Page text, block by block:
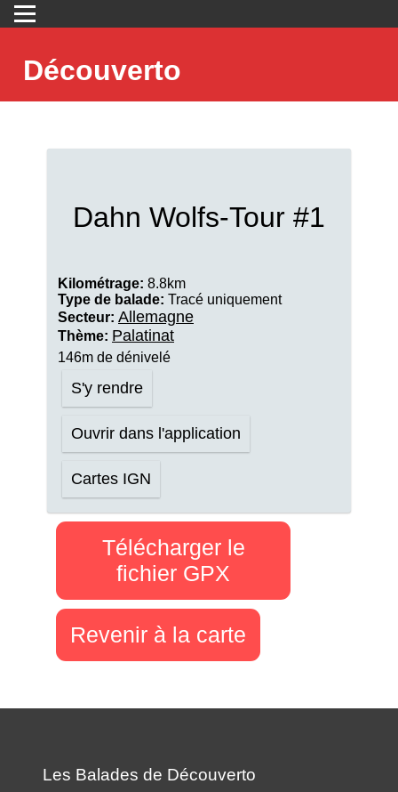
Découverto
Dahn Wolfs-Tour #1
Kilométrage: 8.8km
Type de balade: Tracé uniquement
Secteur: Allemagne
Thème: Palatinat
146m de dénivelé
S'y rendre
Ouvrir dans l'application
Cartes IGN
Télécharger le
fichier GPX
Revenir à la carte
Les Balades de Découverto